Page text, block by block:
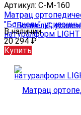
Артикул: С-М-160
Матрац
"Боннель",
натуралформ
В наличии
20 294₽
Купить